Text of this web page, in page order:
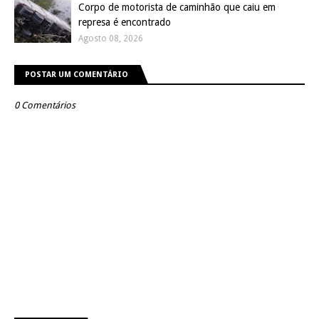
Corpo de motorista de caminhão que caiu em
represa é encontrado
Agosto 08, 2026
POSTAR UM COMENTÁRIO
0 Comentários